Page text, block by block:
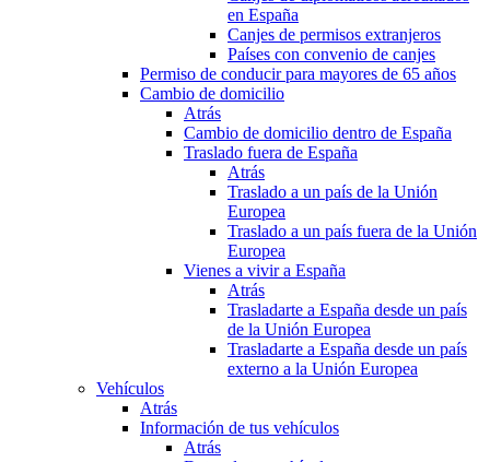
en España
Canjes de permisos extranjeros
Países con convenio de canjes
Permiso de conducir para mayores de 65 años
Cambio de domicilio
Atrás
Cambio de domicilio dentro de España
Traslado fuera de España
Atrás
Traslado a un país de la Unión
Europea
Traslado a un país fuera de la Unión
Europea
Vienes a vivir a España
Atrás
Trasladarte a España desde un país
de la Unión Europea
Trasladarte a España desde un país
externo a la Unión Europea
Vehículos
Atrás
Información de tus vehículos
Atrás